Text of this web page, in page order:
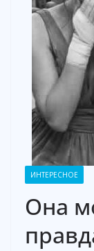
ИНТЕРЕСНОЕ
Она